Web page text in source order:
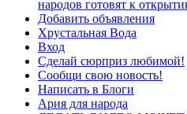
народов готовят к
Добавить объявления
Хрустальная Вода
Вход
Сделай сюрприз любимой!
Сообщи свою новость!
Написать в Блоги
Ария для народа